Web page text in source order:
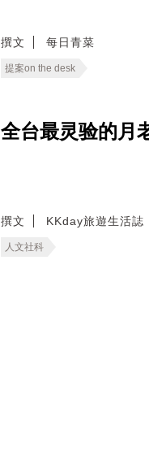
撰文 每日青菜
提案on the desk
全台最灵验的月
撰文 KKday旅遊生活誌
人文社科